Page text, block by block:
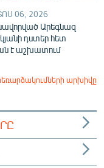
06, 2026
Արեգնազ
դստեր հետ
է աշխատում
արխիվը